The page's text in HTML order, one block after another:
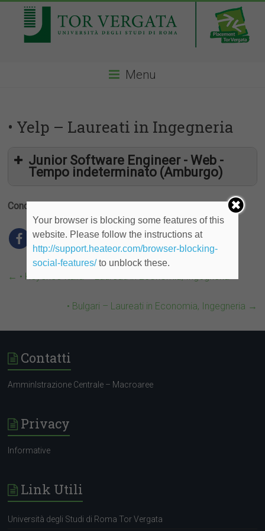
Menu
• Yelp – Laureati in Ingegneria
Junior Software Engineer - Web -
Tempo indeterminato (Amburgo)
Condividi
← • Keyence Italia – Laureati in Economia, Ingegneria
• Bulgari – Laureati in Economia, Ingegneria →
Contatti
AmminIstrazione Centrale – Macroaree
Privacy
Informative
Link Utili
Università degli Studi di Roma Tor Vergata
Your browser is blocking some features of this
website. Please follow the instructions at
http://support.heateor.com/browser-blocking-
social-features/to unblock these.